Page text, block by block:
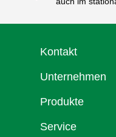
Kontakt
Unternehmen
Produkte
Service